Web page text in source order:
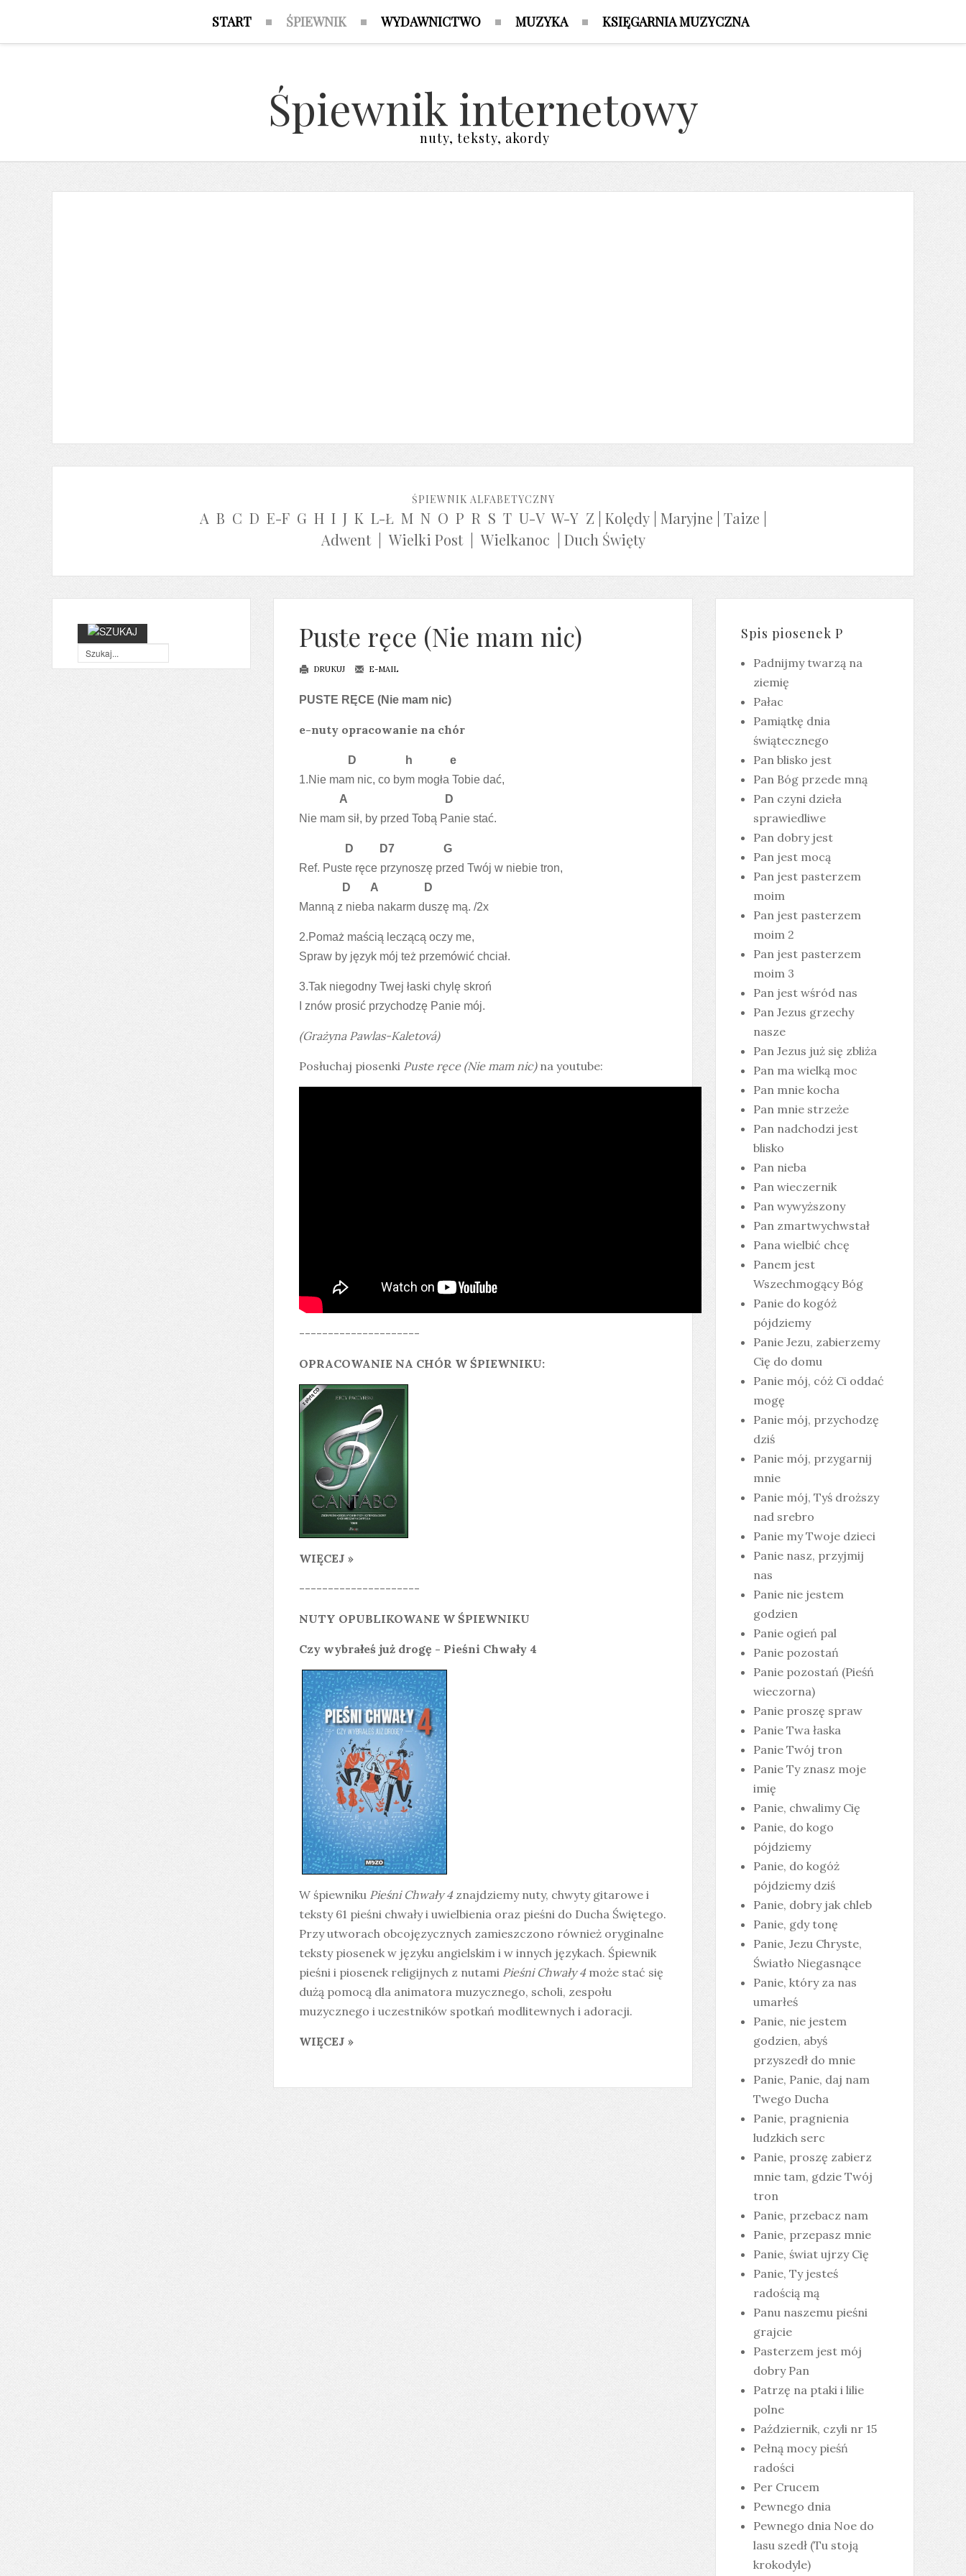
START ŚPIEWNIK WYDAWNICTWO MUZYKA KSIĘGARNIA MUZYCZNA
Śpiewnik internetowy
nuty, teksty, akordy
ŚPIEWNIK ALFABETYCZNY
A B C D E-F G H I J K L-Ł M N O P R S T U-V W-Y Z Kolędy| Maryjne Taize
Adwent| Wielki Post| Wielkanoc Duch Święty
Puste ręce (Nie mam nic)
DRUKUJ E-MAIL
PUSTE RĘCE (Nie mam nic)
e-nuty opracowanie na chór
D h e
1.Nie mam nic, co bym mogła Tobie dać,
A D
Nie mam sił, by przed Tobą Panie stać.
D D7 G
Ref. Puste ręce przynoszę przed Twój w niebie tron,
D A D
Manną z nieba nakarm duszę mą. /2x
2.Pomaż maścią leczącą oczy me,
Spraw by język mój też przemówić chciał.
3.Tak niegodny Twej łaski chylę skroń
I znów prosić przychodzę Panie mój.
(Grażyna Pawlas-Kaletová)
Posłuchaj piosenki Puste ręce (Nie mam nic)na youtube:
---------------------
OPRACOWANIE NA CHÓR W ŚPIEWNIKU:
WIĘCEJ »
---------------------
NUTY OPUBLIKOWANE W ŚPIEWNIKU
Czy wybrałeś już drogę - Pieśni Chwały 4
W śpiewniku Pieśni Chwały 4znajdziemy nuty, chwyty gitarowe i
teksty 61 pieśni chwały i uwielbienia oraz pieśni do Ducha Świętego.
Przy utworach obcojęzycznych zamieszczono również oryginalne
teksty piosenek w języku angielskim i w innych językach. Śpiewnik
pieśni i piosenek religijnych z nutami Pieśni Chwały 4może stać się
dużą pomocą dla animatora muzycznego, scholi, zespołu
muzycznego i uczestników spotkań modlitewnych i adoracji.
WIĘCEJ »
Spis piosenek P
Padnijmy twarzą na
ziemię
Pałac
Pamiątkę dnia
świątecznego
Pan blisko jest
Pan Bóg przede mną
Pan czyni dzieła
sprawiedliwe
Pan dobry jest
Pan jest mocą
Pan jest pasterzem
moim
Pan jest pasterzem
moim 2
Pan jest pasterzem
moim 3
Pan jest wśród nas
Pan Jezus grzechy
nasze
Pan Jezus już się zbliża
Pan ma wielką moc
Pan mnie kocha
Pan mnie strzeże
Pan nadchodzi jest
blisko
Pan nieba
Pan wieczernik
Pan wywyższony
Pan zmartwychwstał
Pana wielbić chcę
Panem jest
Wszechmogący Bóg
Panie do kogóż
pójdziemy
Panie Jezu, zabierzemy
Cię do domu
Panie mój, cóż Ci oddać
mogę
Panie mój, przychodzę
dziś
Panie mój, przygarnij
mnie
Panie mój, Tyś droższy
nad srebro
Panie my Twoje dzieci
Panie nasz, przyjmij
nas
Panie nie jestem
godzien
Panie ogień pal
Panie pozostań
Panie pozostań (Pieśń
wieczorna)
Panie proszę spraw
Panie Twa łaska
Panie Twój tron
Panie Ty znasz moje
imię
Panie, chwalimy Cię
Panie, do kogo
pójdziemy
Panie, do kogóż
pójdziemy dziś
Panie, dobry jak chleb
Panie, gdy tonę
Panie, Jezu Chryste,
Światło Niegasnące
Panie, który za nas
umarłeś
Panie, nie jestem
godzien, abyś
przyszedł do mnie
Panie, Panie, daj nam
Twego Ducha
Panie, pragnienia
ludzkich serc
Panie, proszę zabierz
mnie tam, gdzie Twój
tron
Panie, przebacz nam
Panie, przepasz mnie
Panie, świat ujrzy Cię
Panie, Ty jesteś
radością mą
Panu naszemu pieśni
grajcie
Pasterzem jest mój
dobry Pan
Patrzę na ptaki i lilie
polne
Październik, czyli nr 15
Pełną mocy pieśń
radości
Per Crucem
Pewnego dnia
Pewnego dnia Noe do
lasu szedł (Tu stoją
krokodyle)